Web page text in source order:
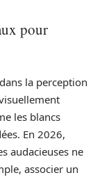
pour
la perception
les blancs
En 2026,
audacieuses ne
associer un